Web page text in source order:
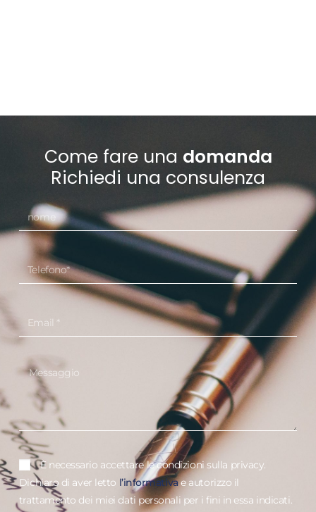
Come fare una domanda
Richiedi una consulenza
È necessario accettare le condizioni sulla privacy.
Dichiaro di aver letto l’informativae autorizzo il
trattamento dei miei dati personali per i fini in essa indicati.